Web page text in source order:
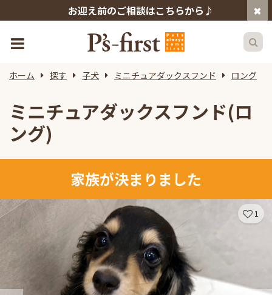
お迎え前のご相談はこちらから♪
ホーム 探す 子犬 ミニチュアダックスフンド ロング
ミニチュアダックスフンド(ロ
ング)
家族が決まりました
1